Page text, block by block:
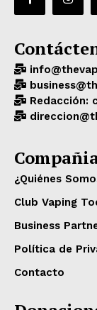
Redacción:
¿Quiénes
Club Vaping
Business
Política de
Contacto